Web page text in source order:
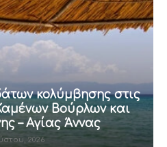
κολύμβησης στις
Βούρλων και
– Αγίας Άννας
2026